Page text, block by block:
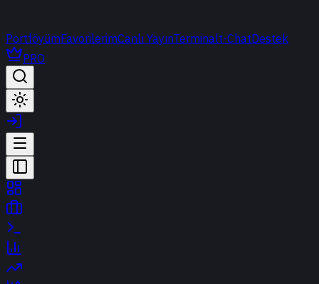
PortföyümFavorilerimCanlı YayınTerminalt-ChatDestek
PRO